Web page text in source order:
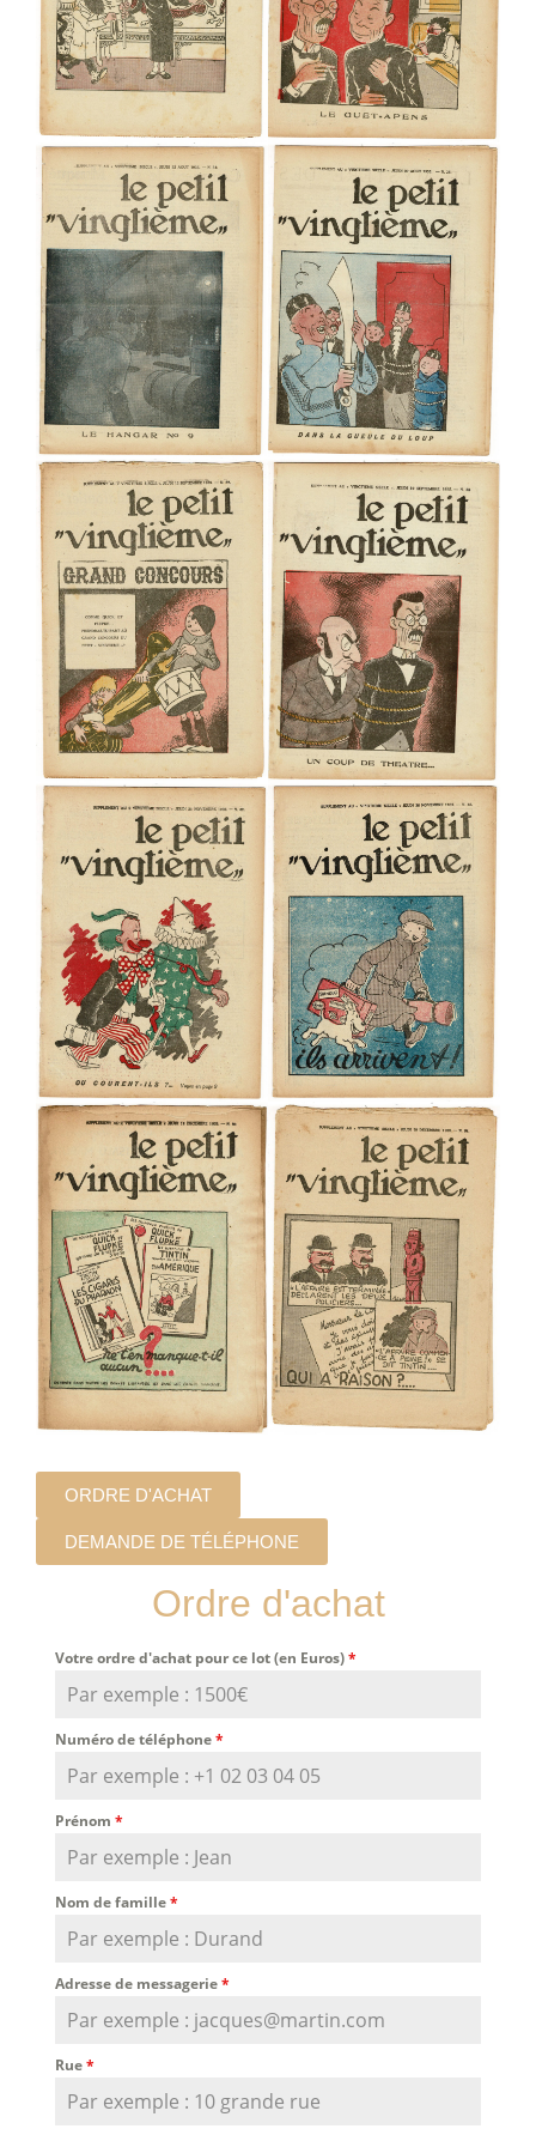
ORDRE D'ACHAT
DEMANDE DE TÉLÉPHONE
Ordre d'achat
Votre ordre d'achat pour ce lot (en Euros)*
Numéro de téléphone*
Prénom *
Nom de famille*
Adresse de messagerie*
Rue*